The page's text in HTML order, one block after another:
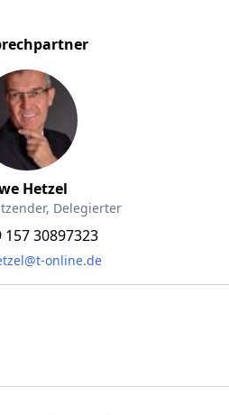
Hetzel
Delegierter
157 30897323
online.de